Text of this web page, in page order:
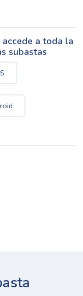
a toda la
subastas